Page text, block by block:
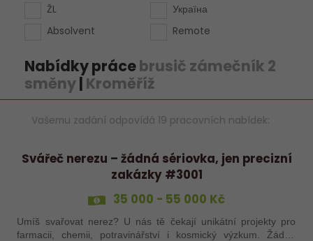
ŽL
Absolvent
Україна
Remote
Nabídky prácebrusič zámečník 2
směny| Kroměříž
Vašemu zadání odpovídá 19 pracovních nabídek:
Svářeč nerezu – žádná sériovka, jen precizní
zakázky #3001
35 000 - 55 000 Kč
Umíš svařovat nerez? U nás tě čekají unikátní projekty pro
farmacii, chemii, potravinářství i kosmický výzkum. Žádná